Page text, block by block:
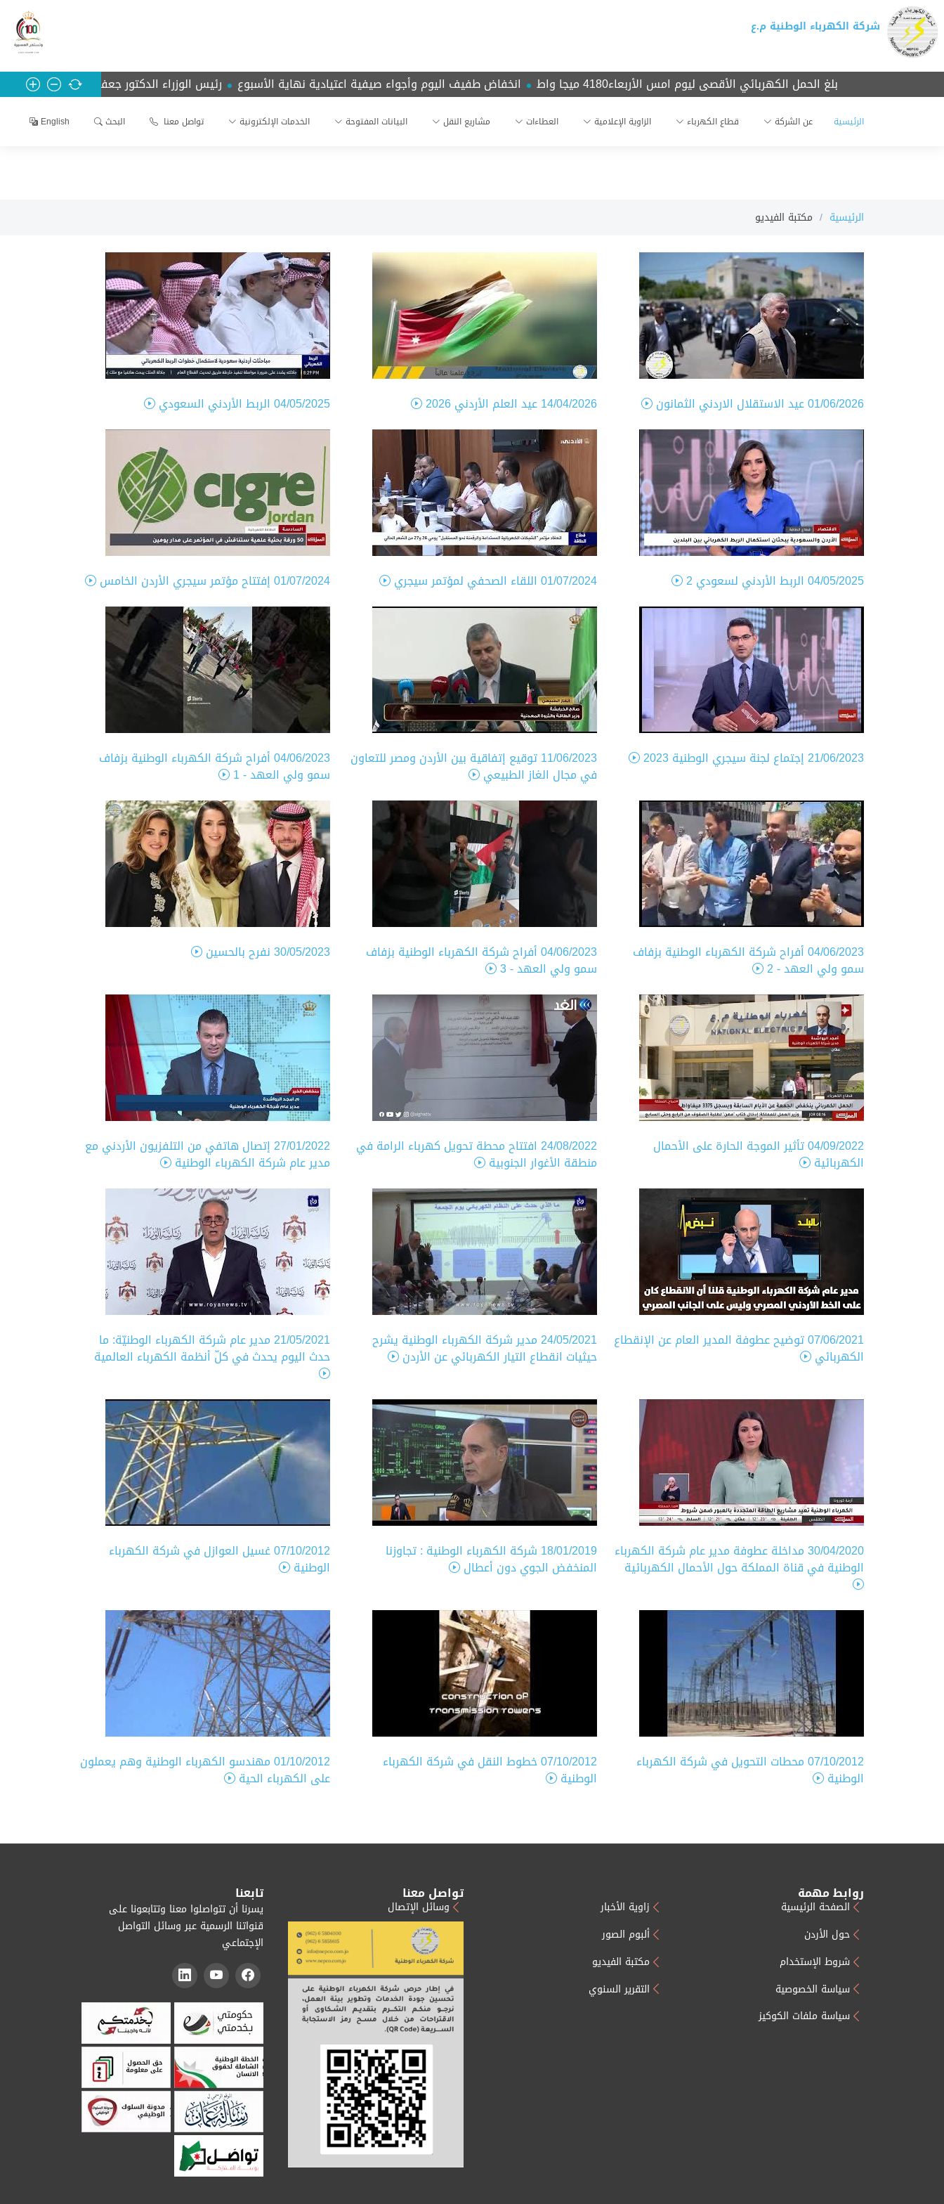
شركة الكهرباء الوطنية م.ع
بلغ الحمل الكهربائي الأقصى ليوم امس الأربعاء4180 ميجا واط انخفاض طفيف اليوم وأجواء صيفية اعتيادية نهاية الأسبوع رئيس الوزراء الدكتور جعفر حسان يضع حجر الأساس
الرئيسية عن الشركة قطاع الكهرباء الزاوية الإعلامية العطاءات مشاريع النقل البيانات المفتوحة الخدمات الإلكترونية تواصل معنا البحث English
مكتبة الفيديو الرئيسية
01/06/2026عيد الاستقلال الاردني الثمانون 14/04/2026عيد العلم الأردني 2026 04/05/2025 الربط الأردني السعودي
04/05/2025 الربط الأردني لسعودي 2 01/07/2024 اللقاء الصحفي لمؤتمر سيجري 01/07/2024إفتتاح مؤتمر سيجري الأردن الخامس
21/06/2023إجتماع لجنة سيجري الوطنية 2023 11/06/2023توقيع إتفاقية بين الأردن ومصر للتعاون
في مجال الغاز الطبيعي
04/06/2023أفراح شركة الكهرباء الوطنية بزفاف
سمو ولي العهد - 1
04/06/2023أفراح شركة الكهرباء الوطنية بزفاف
سمو ولي العهد - 2
04/06/2023أفراح شركة الكهرباء الوطنية بزفاف
سمو ولي العهد - 3
30/05/2023نفرح بالحسين
04/09/2022تأثير الموجة الحارة على الأحمال
الكهربائية
24/08/2022 افتتاح محطة تحويل كهرباء الرامة في
منطقة الأغوار الجنوبية
27/01/2022إتصال هاتفي من التلفزيون الأردني مع
مدير عام شركة الكهرباء الوطنية
07/06/2021توضيح عطوفة المدير العام عن الإنقطاع
الكهربائي
24/05/2021مدير شركة الكهرباء الوطنية يشرح
حيثيات انقطاع التيار الكهربائي عن الأردن
21/05/2021مدير عام شركة الكهرباء الوطنيّة: ما
حدث اليوم يحدث في كلّ أنظمة الكهرباء العالمية
30/04/2020مداخلة عطوفة مدير عام شركة الكهرباء
الوطنية في قناة المملكة حول الأحمال الكهربائية
18/01/2019 شركة الكهرباء الوطنية : تجاوزنا
المنخفض الجوي دون أعطال
07/10/2012غسيل العوازل في شركة الكهرباء
الوطنية
07/10/2012محطات التحويل في شركة الكهرباء
الوطنية
07/10/2012خطوط النقل في شركة الكهرباء
الوطنية
01/10/2012مهندسو الكهرباء الوطنية وهم يعملون
على الكهرباء الحية
روابط مهمة
الصفحة الرئيسية
حول الأردن
شروط الإستخدام
سياسة الخصوصية
سياسة ملفات الكوكيز
زاوية الأخبار
ألبوم الصور
مكتبة الفيديو
التقرير السنوي
تواصل معنا
وسائل الإتصال
تابعنا
يسرنا أن تتواصلوا معنا وتتابعونا على
قنواتنا الرسمية عبر وسائل التواصل
الإجتماعي